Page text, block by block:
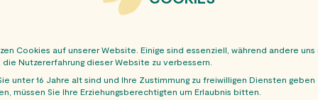
Cookies auf unserer Website. Einige sind essenziell, während andere uns
Nutzererfahrung dieser Website zu verbessern.
unter 16 Jahre alt sind und Ihre Zustimmung zu freiwilligen Diensten geben
müssen Sie Ihre Erziehungsberechtigten um Erlaubnis bitten.